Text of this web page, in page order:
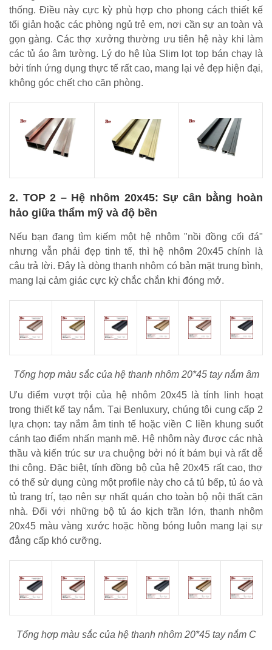
thống. Điều này cực kỳ phù hợp cho phong cách thiết kế
tối giản hoặc các phòng ngủ trẻ em, nơi cần sự an toàn và
gọn gàng. Các thợ xưởng thường ưu tiên hệ này khi làm
các tủ áo âm tường. Lý do hệ lùa Slim lọt top bán chạy là
bởi tính ứng dụng thực tế rất cao, mang lại vẻ đẹp hiện đại,
không góc chết cho căn phòng.
2. TOP 2 – Hệ nhôm 20x45: Sự cân bằng hoàn
hảo giữa thẩm mỹ và độ bền
Nếu bạn đang tìm kiếm một hệ nhôm "nồi đồng cối đá"
nhưng vẫn phải đẹp tinh tế, thì hệ nhôm 20x45 chính là
câu trả lời. Đây là dòng thanh nhôm có bản mặt trung bình,
mang lại cảm giác cực kỳ chắc chắn khi đóng mở.
Tổng hợp màu sắc của hệ thanh nhôm 20*45 tay nắm âm
Ưu điểm vượt trội của hệ nhôm 20x45 là tính linh hoạt
trong thiết kế tay nắm. Tại Benluxury, chúng tôi cung cấp 2
lựa chọn: tay nắm âm tinh tế hoặc viền C liền khung suốt
cánh tạo điểm nhấn mạnh mẽ. Hệ nhôm này được các nhà
thầu và kiến trúc sư ưa chuộng bởi nó ít bám bụi và rất dễ
thi công. Đặc biệt, tính đồng bộ của hệ 20x45 rất cao, thợ
có thể sử dụng cùng một profile này cho cả tủ bếp, tủ áo và
tủ trang trí, tạo nên sự nhất quán cho toàn bộ nội thất căn
nhà. Đối với những bộ tủ áo kịch trần lớn, thanh nhôm
20x45 màu vàng xước hoặc hồng bóng luôn mang lại sự
đẳng cấp khó cưỡng.
Tổng hợp màu sắc của hệ thanh nhôm 20*45 tay nắm C